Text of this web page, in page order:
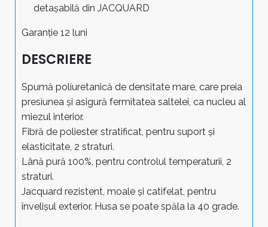
detașabilă din JACQUARD
Garanție 12 luni
DESCRIERE
Spumă poliuretanică de densitate mare, care preia
presiunea și asigură fermitatea saltelei, ca nucleu al
miezul interior.
Fibră de poliester stratificat, pentru suport și
elasticitate, 2 straturi.
Lână pură 100%, pentru controlul temperaturii, 2
straturi.
Jacquard rezistent, moale și catifelat, pentru
învelișul exterior. Husa se poate spăla la 40 grade.